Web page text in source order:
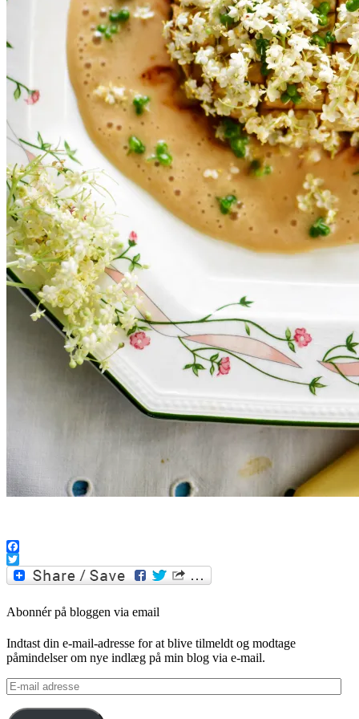
Facebook
Twitter
Abonnér på bloggen via email
Indtast din e-mail-adresse for at blive tilmeldt og modtage
påmindelser om nye indlæg på min blog via e-mail.
E-
mail
adresse